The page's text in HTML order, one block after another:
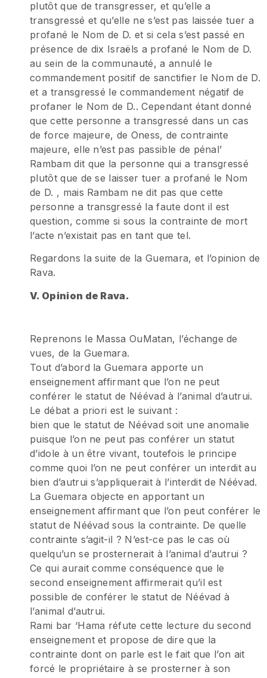
plutôt que de transgresser, et qu’elle a
transgressé et qu’elle ne s’est pas laissée tuer a
profané le Nom de D. et si cela s’est passé en
présence de dix Israëls a profané le Nom de D.
au sein de la communauté, a annulé le
commandement positif de sanctifier le Nom de D.
et a transgressé le commandement négatif de
profaner le Nom de D.. Cependant étant donné
que cette personne a transgressé dans un cas
de force majeure, de Oness, de contrainte
majeure, elle n’est pas passible de pénal’
Rambam dit que la personne qui a transgressé
plutôt que de se laisser tuer a profané le Nom
de D. , mais Rambam ne dit pas que cette
personne a transgressé la faute dont il est
question, comme si sous la contrainte de mort
l’acte n’existait pas en tant que tel.
Regardons la suite de la Guemara, et l’opinion de
Rava.
V. Opinion de Rava.
Reprenons le Massa OuMatan, l’échange de
vues, de la Guemara.
Tout d’abord la Guemara apporte un
enseignement affirmant que l’on ne peut
conférer le statut de Néévad à l’animal d’autrui.
Le débat a priori est le suivant :
bien que le statut de Néévad soit une anomalie
puisque l’on ne peut pas conférer un statut
d’idole à un être vivant, toutefois le principe
comme quoi l’on ne peut conférer un interdit au
bien d’autrui s’appliquerait à l’interdit de Néévad.
La Guemara objecte en apportant un
enseignement affirmant que l’on peut conférer le
statut de Néévad sous la contrainte. De quelle
contrainte s’agit-il ? N’est-ce pas le cas où
quelqu’un se prosternerait à l’animal d’autrui ?
Ce qui aurait comme conséquence que le
second enseignement affirmerait qu’il est
possible de conférer le statut de Néévad à
l’animal d’autrui.
Rami bar ‘Hama réfute cette lecture du second
enseignement et propose de dire que la
contrainte dont on parle est le fait que l’on ait
forcé le propriétaire à se prosterner à son